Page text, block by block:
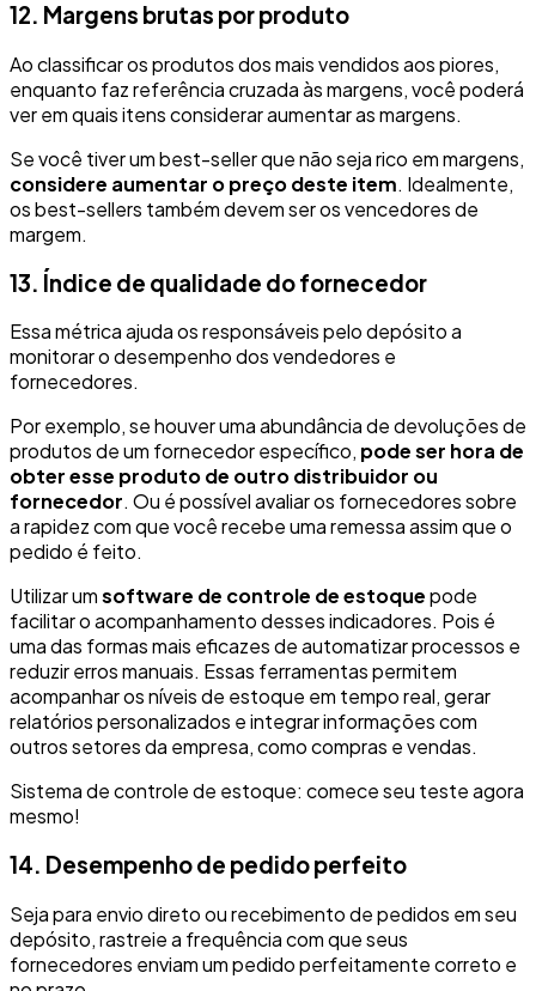
12. Margens brutas por produto
Ao classificar os produtos dos mais vendidos aos piores,
enquanto faz referência cruzada às margens, você poderá
ver em quais itens considerar aumentar as margens.
Se você tiver um best-seller que não seja rico em margens,
considere aumentar o preço deste item. Idealmente,
os best-sellers também devem ser os vencedores de
margem.
13. Índice de qualidade do fornecedor
Essa métrica ajuda os responsáveis pelo depósito a
monitorar o desempenho dos vendedores e
fornecedores.
Por exemplo, se houver uma abundância de devoluções de
produtos de um fornecedor específico, pode ser hora de
obter esse produto de outro distribuidor ou
fornecedor. Ou é possível avaliar os fornecedores sobre
a rapidez com que você recebe uma remessa assim que o
pedido é feito.
Utilizar umsoftware de controle de estoquepode
facilitar o acompanhamento desses indicadores. Pois é
uma das formas mais eficazes de automatizar processos e
reduzir erros manuais. Essas ferramentas permitem
acompanhar os níveis de estoque em tempo real, gerar
relatórios personalizados e integrar informações com
outros setores da empresa, como compras e vendas.
Sistema de controle de estoque: comece seu teste agora
mesmo!
14. Desempenho de pedido perfeito
Seja para envio direto ou recebimento de pedidos em seu
depósito, rastreie a frequência com que seus
fornecedores enviam um pedido perfeitamente correto e